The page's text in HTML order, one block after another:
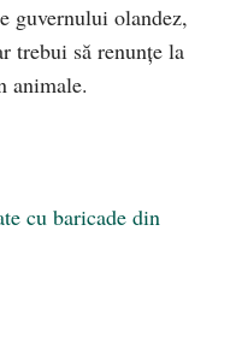
guvernului olandez,
trebui să renunțe la
animale.
cu baricade din